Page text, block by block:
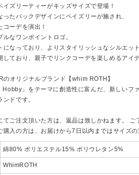
イズリーティーがキッズサイズで登場！
ったバックデザインにペイズリーが施され、
ーデを演出！
ルなワンポイントロゴ。
になっており、よりスタイリッシュなシルエット
しており、親子でリンクコーデを楽しめるアイテ
オリジナルブランド【whim ROTH】
Hobby」をテーマに創造性に富んだ、新しいフ
ドです。
ご注文頂いた方は、返品は致しかねます。 ご
入の方は、お届けから7日以内まではサイズの
綿80% ポリエステル15% ポリウレタン5%
WhimROTH